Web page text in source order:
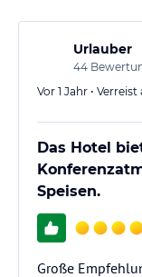
Urlauber
44
Vor 1 Jahr •
Das Hotel
Speisen.
Große